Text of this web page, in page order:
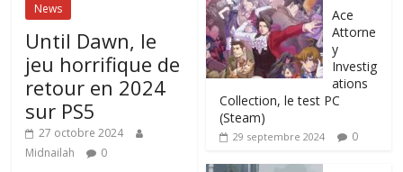
News
Until Dawn, le
jeu horrifique de
retour en 2024
sur PS5
27 octobre 2024
Midnailah
0
Ace
Attorne
y
Investig
ations
Collection, le test PC
(Steam)
29 septembre 2024 0